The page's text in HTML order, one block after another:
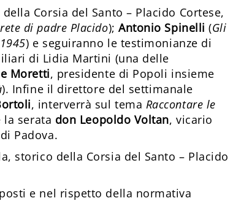
Corsia del Santo – Placido Cortese,
di padre Placido);Antonio Spinelli (Gli
) e seguiranno le testimonianze di
di Lidia Martini (una delle
Moretti, presidente di Popoli insieme
). Infine il direttore del settimanale
, interverrà sul tema Raccontare le
la serata don Leopoldo Voltan, vicario
Padova.
storico della Corsia del Santo – Placido
e nel rispetto della normativa